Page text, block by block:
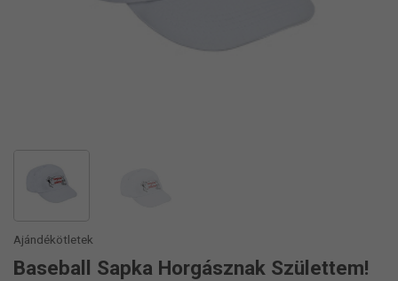
Ajándékötletek
Baseball Sapka Horgásznak Születtem!